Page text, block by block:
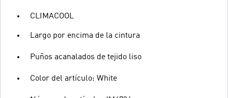
CLIMACOOL
Largo por encima de la cintura
Puños acanalados de tejido liso
Color del artículo: White